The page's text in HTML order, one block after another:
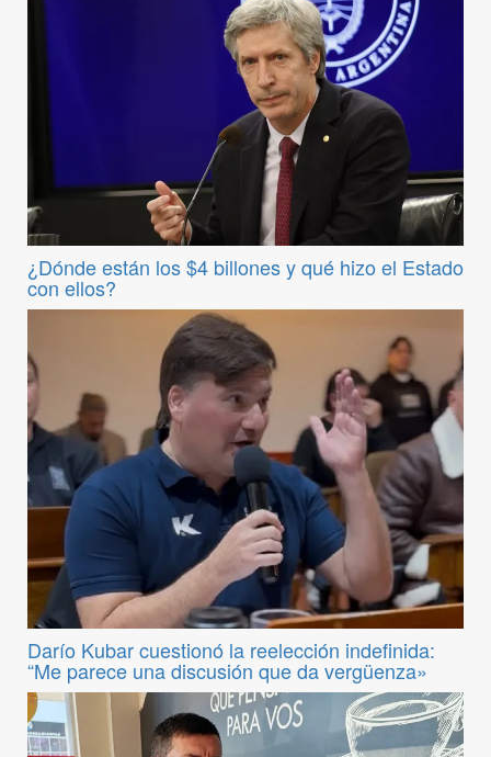
¿Dónde están los $4 billones y qué hizo el Estado
con ellos?
Darío Kubar cuestionó la reelección indefinida:
“Me parece una discusión que da vergüenza»